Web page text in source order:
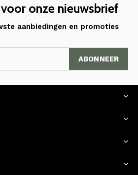
onze nieuwsbrief
aanbiedingen en promoties
ABONNEER